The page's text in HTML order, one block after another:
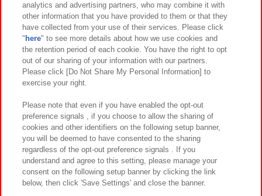
関連会社 サステナビリティ サイトポリシー
プライバシーポリシー ウェブアクセシビリティ方針と検証結果
お取引先さまとともに
カスタマーハラスメント対応方針 よくあるご質問・お問い合わせ
©Bandai Namco Amusement Inc.
analytics and advertising partners, who may combine it with
other information that you have provided to them or that they
have collected from your use of their services. Please click
" here" to see more details about how we use cookies and
the retention period of each cookie. You have the right to opt
out of our sharing of your information with our partners.
Please click [Do Not Share My Personal Information] to
exercise your right.
Please note that even if you have enabled the opt-out
preference signals , if you choose to allow the sharing of
cookies and other identifiers on the following setup banner,
you will be deemed to have consented to the sharing
regardless of the opt-out preference signals . If you
understand and agree to this setting, please manage your
consent on the following setup banner by clicking the link
below, then click 'Save Settings' and close the banner.